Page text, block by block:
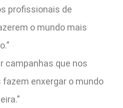
profissionais de
o mundo mais
campanhas que nos
enxergar o mundo